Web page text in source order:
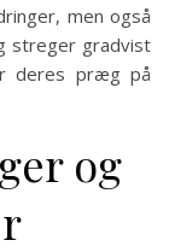
men også
streger gradvist
deres præg på
og